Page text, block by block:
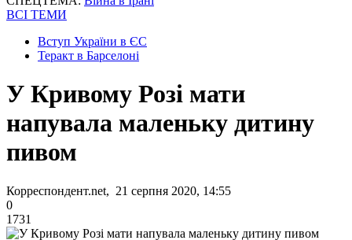
ВСІ ТЕМИ
Вступ України в ЄС
Теракт в Барселоні
У Кривому Розі мати
напувала маленьку дитину
пивом
Корреспондент.net, 21 серпня 2020, 14:55
0
1731